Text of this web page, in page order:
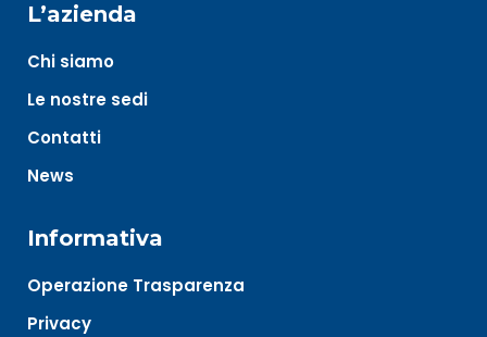
L’azienda
Chi siamo
Le nostre sedi
Contatti
News
Informativa
Operazione Trasparenza
Privacy